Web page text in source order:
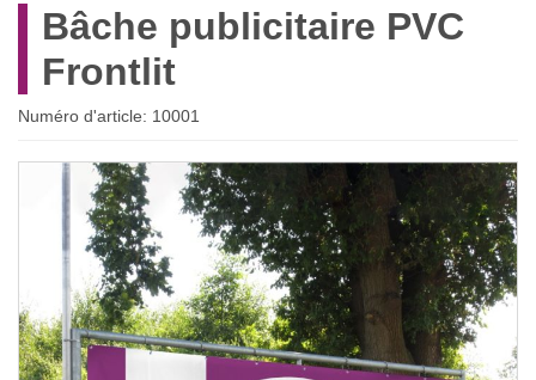
Bâche publicitaire PVC
Frontlit
Numéro d'article: 10001
images
gallery